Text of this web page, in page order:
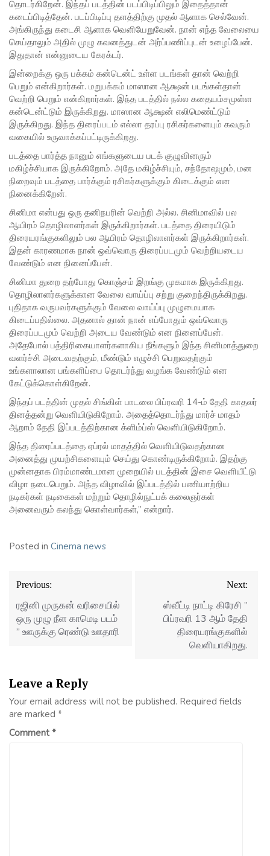
தொடர்கிறேன். இந்தப் படத்தின் படப்பிடிப்பிலும் இதைத்தான்
கடைப்பிடித்தேன். படப்பிடிப்பு தளத்திற்கு முதல் ஆளாக செல்வேன்.
அங்கிருந்து கடைசி ஆளாக வெளியேறுவேன். நான் எந்த வேலையை
செய்தாலும் அதில் முழு கவனத்துடன் அர்ப்பணிப்புடன் உழைப்பேன்.
இதுதான் என்னுடைய கேரக்டர்.
இன்றைக்கு ஒரு பக்கம் கன்டென்ட் உள்ள படங்கள் தான் வெற்றி
பெறும் என்கிறார்கள். மறுபக்கம் மாஸான ஆக்ஷன் படங்கள்தான்
வெற்றி பெறும் என்கிறார்கள். இந்த படத்தில் நல்ல கதையம்சமுள்ள
கன்டென்ட்டும் இருக்கிறது. மாஸான ஆக்ஷன் எலிமெண்ட்டும்
இருக்கிறது. இந்த திரைப்படம் எல்லா தரப்பு ரசிகர்களையும் கவரும்
வகையில் உருவாக்கப்பட்டிருக்கிறது.
படத்தை பார்த்த நானும் எங்களுடைய படக் குழுவினரும்
மகிழ்ச்சியாக இருக்கிறோம். அதே மகிழ்ச்சியும், சந்தோஷமும், மன
நிறைவும் படத்தை பார்க்கும் ரசிகர்களுக்கும் கிடைக்கும் என
நினைக்கிறேன்.
சினிமா என்பது ஒரு தனிநபரின் வெற்றி அல்ல. சினிமாவில் பல
ஆயிரம் தொழிலாளர்கள் இருக்கிறார்கள். படத்தை திரையிடும்
திரையரங்குகளிலும் பல ஆயிரம் தொழிலாளர்கள் இருக்கிறார்கள்.
இதன் காரணமாக நான் ஒவ்வொரு திரைப்படமும் வெற்றியடைய
வேண்டும் என நினைப்பேன்.
சினிமா துறை தற்போது கொஞ்சம் இறங்கு முகமாக இருக்கிறது.
தொழிலாளர்களுக்கான வேலை வாய்ப்பு சற்று குறைந்திருக்கிறது.
புதிதாக வருபவர்களுக்கும் வேலை வாய்ப்பு முழுமையாக
கிடைப்பதில்லை. அதனால் தான் நான் எப்போதும் ஒவ்வொரு
திரைப்படமும் வெற்றி அடைய வேண்டும் என நினைப்பேன்.
அதேபோல் பத்திரிகையாளர்களாகிய நீங்களும் இந்த சினிமாத்துறை
வளர்ச்சி அடைவதற்கும், மீண்டும் எழுச்சி பெறுவதற்கும்
உங்களாலான பங்களிப்பை தொடர்ந்து வழங்க வேண்டும் என
கேட்டுக்கொள்கிறேன்.‌
இந்தப் படத்தின் முதல் சிங்கிள் பாடலை பிப்ரவரி 14-ம் தேதி காதலர்
தினத்தன்று வெளியிடுகிறோம். அதைத்தொடர்ந்து மார்ச் மாதம்
ஆறாம் தேதி இப்படத்திற்கான க்ளிம்ப்ஸ் வெளியிடுகிறோம்.
இந்த திரைப்படத்தை ஏப்ரல் மாதத்தில் வெளியிடுவதற்கான
அனைத்து முயற்சிகளையும் செய்து கொண்டிருக்கிறோம். இதற்கு
முன்னதாக பிரம்மாண்டமான முறையில் படத்தின் இசை வெளியீட்டு
விழா நடைபெறும். அந்த விழாவில் இப்படத்தில் பணியாற்றிய
நடிகர்கள் நடிகைகள் மற்றும் தொழில்நுட்பக் கலைஞர்கள்
அனைவரும் கலந்து கொள்வார்கள்,” என்றார்.
Posted in Cinema news
Post
navigation
Previous:
ரஜினி முருகன் வரிசையில்
ஒரு முழு நீள காமெடி படம்
” ஊருக்கு ரெண்டு ஊதாரி
Next:
ஸ்வீட்டி நாட்டி கிரேசி ”
பிப்ரவரி 13 ஆம் தேதி
திரையரங்குகளில்
வெளியாகிறது.
Leave a Reply
Your email address will not be published. Required fields
are marked *
Comment*